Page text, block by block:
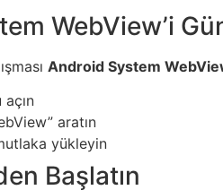
WebView’i
Android System
aratın
yükleyin
Başlatın